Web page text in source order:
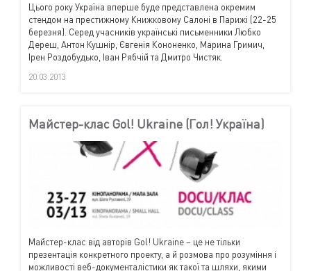
Цього року Україна вперше буде представлена окремим
стендом на престижному Книжковому Салоні в Парижі (22-25
березня). Серед учасників українські письменники Любко
Дереш, Антон Кушнір, Євгенія Кононенко, Марина Гримич,
Ірен Роздобудько, Іван Рябчій та Дмитро Чистяк.
20.03.2013
Майстер-клас Gol! Ukraine (Гол! Україна)
Майстер-клас від авторів Gol! Ukraine– це не тільки
презентація конкретного проекту, а й розмова про розуміння і
можливості веб-документалістики як такої та шляхи, якими